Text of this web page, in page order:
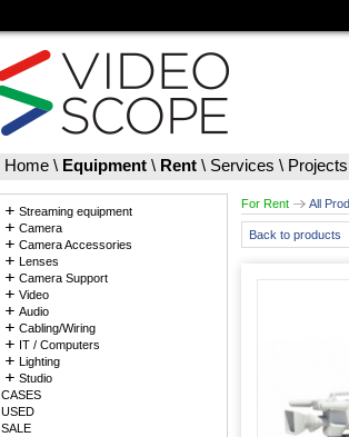
Home \ Equipment \ Rent \ Services \ Projects
Streaming equipment
Camera
Camera Accessories
Lenses
Camera Support
Video
Audio
Cabling/Wiring
IT / Computers
Lighting
Studio
CASES
USED
SALE
For Rent All
Back to products